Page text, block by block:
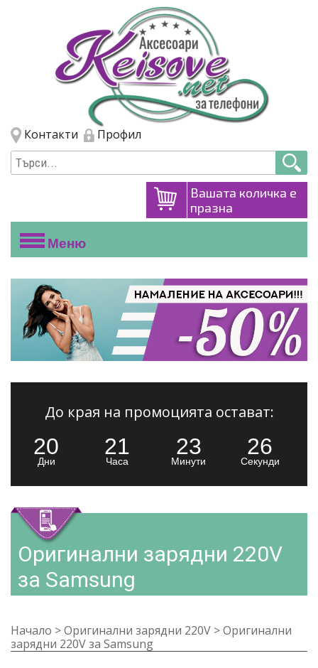
Премини към основното съдържание
Контакти Профил
Вашата количка е
празна
Меню
До края на промоцията остават:
20
Дни
21
Часа
23
Минути
25
Секунди
Оригинални зарядни 220V
за Samsung
Начало >Оригинални зарядни 220V >Оригинални
зарядни 220V за Samsung